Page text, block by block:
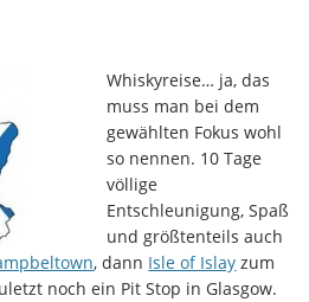
Whiskyreise… ja, das
muss man bei dem
gewählten Fokus wohl
so nennen. 10 Tage
völlige
Entschleunigung, Spaß
und größtenteils auch
, dann Isle of Islay zum
noch ein Pit Stop in Glasgow.